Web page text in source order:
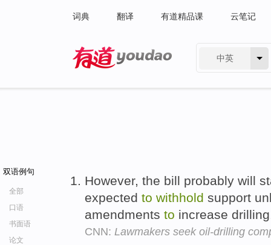
词典 翻译 有道精品课 云笔记
中英
双语例句
全部
口语
书面语
论文
However, the bill probably will
expected to withhold support
amendments to increase
CNN: Lawmakers seek oil-drilling